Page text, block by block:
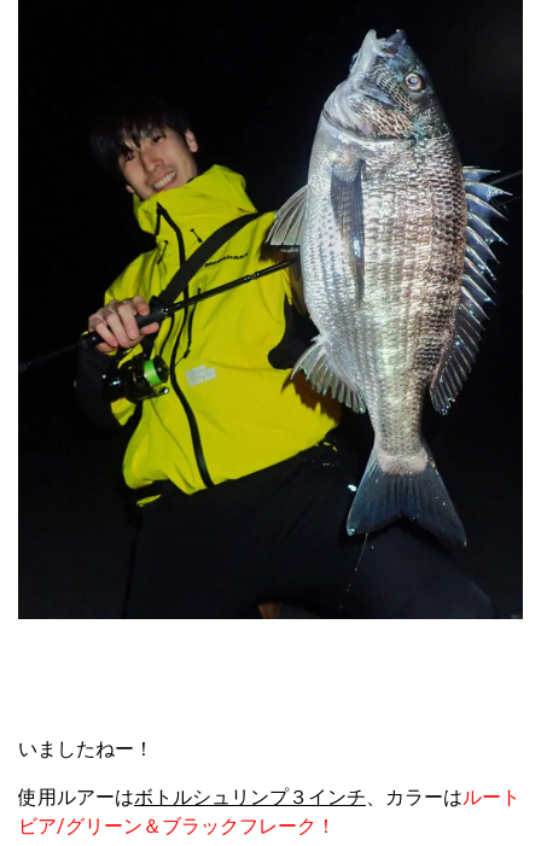
いましたねー！
使用ルアーはボトルシュリンプ３インチ、カラーはルート
ビア/グリーン＆ブラックフレーク！